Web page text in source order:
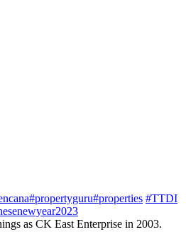
#TTDI
as CK East Enterprise in 2003.